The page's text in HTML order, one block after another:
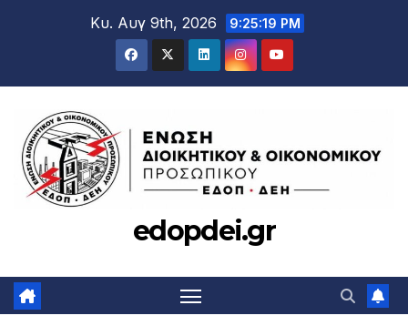
Κυ. Αυγ 9th, 2026 9:25:21 PM
edopdei.gr